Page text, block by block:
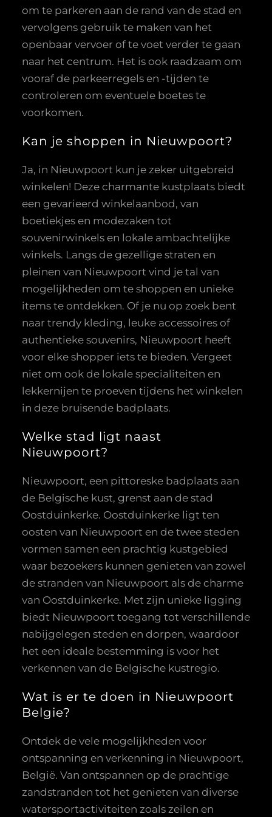
om te parkeren aan de rand van de stad en
vervolgens gebruik te maken van het
openbaar vervoer of te voet verder te gaan
naar het centrum. Het is ook raadzaam om
vooraf de parkeerregels en -tijden te
controleren om eventuele boetes te
voorkomen.
Kan je shoppen in Nieuwpoort?
Ja, in Nieuwpoort kun je zeker uitgebreid
winkelen! Deze charmante kustplaats biedt
een gevarieerd winkelaanbod, van
boetiekjes en modezaken tot
souvenirwinkels en lokale ambachtelijke
winkels. Langs de gezellige straten en
pleinen van Nieuwpoort vind je tal van
mogelijkheden om te shoppen en unieke
items te ontdekken. Of je nu op zoek bent
naar trendy kleding, leuke accessoires of
authentieke souvenirs, Nieuwpoort heeft
voor elke shopper iets te bieden. Vergeet
niet om ook de lokale specialiteiten en
lekkernijen te proeven tijdens het winkelen
in deze bruisende badplaats.
Welke stad ligt naast
Nieuwpoort?
Nieuwpoort, een pittoreske badplaats aan
de Belgische kust, grenst aan de stad
Oostduinkerke. Oostduinkerke ligt ten
oosten van Nieuwpoort en de twee steden
vormen samen een prachtig kustgebied
waar bezoekers kunnen genieten van zowel
de stranden van Nieuwpoort als de charme
van Oostduinkerke. Met zijn unieke ligging
biedt Nieuwpoort toegang tot verschillende
nabijgelegen steden en dorpen, waardoor
het een ideale bestemming is voor het
verkennen van de Belgische kustregio.
Wat is er te doen in Nieuwpoort
Belgie?
Ontdek de vele mogelijkheden voor
ontspanning en verkenning in Nieuwpoort,
België. Van ontspannen op de prachtige
zandstranden tot het genieten van diverse
watersportactiviteiten zoals zeilen en